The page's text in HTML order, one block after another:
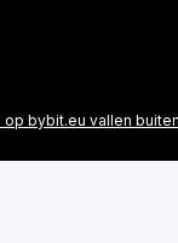
bybit.eu vallen